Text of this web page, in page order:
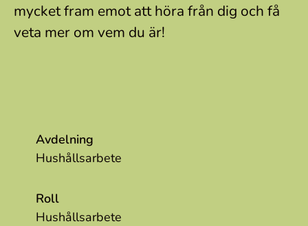
mycket fram emot att höra från dig och få
veta mer om vem du är!
Avdelning
Hushållsarbete
Roll
Hushållsarbete